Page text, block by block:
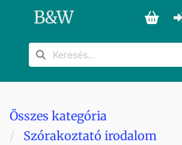
B&W
Összes kategória
Szórakoztató irodalom